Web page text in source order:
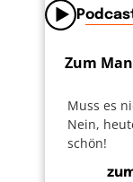
Zum
Muss es
Nein,
schön!